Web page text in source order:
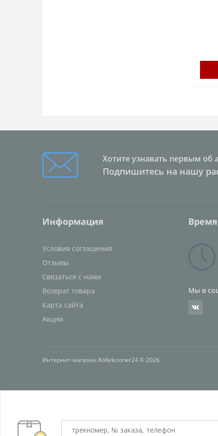
Хотите узнавать первым об
Подпишитесь на нашу
Информация
Условия соглашения
Отзывы
Связаться с нами
Возврат товара
Карта сайта
Акции
Мы в
Интернет-магазин Kollekcioner24 © 2026